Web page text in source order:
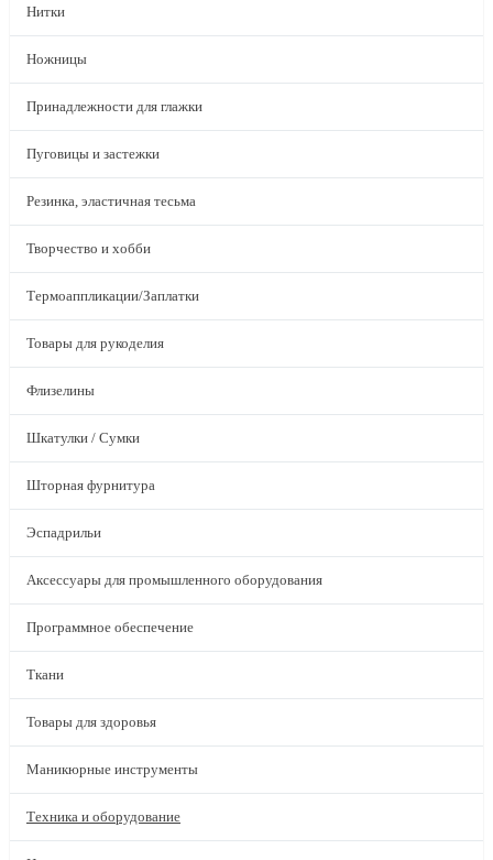
Нитки
Ножницы
Принадлежности для глажки
Пуговицы и застежки
Резинка, эластичная тесьма
Творчество и хобби
Термоаппликации/Заплатки
Товары для рукоделия
Флизелины
Шкатулки / Сумки
Шторная фурнитура
Эспадрильи
Аксессуары для промышленного оборудования
Программное обеспечение
Ткани
Товары для здоровья
Маникюрные инструменты
Техника и оборудование